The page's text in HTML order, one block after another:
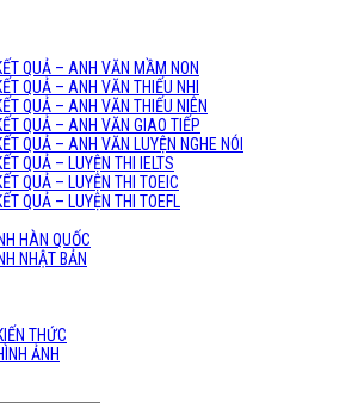
QUẢ – ANH VĂN MẦM NON
QUẢ – ANH VĂN THIẾU NHI
QUẢ – ANH VĂN THIẾU NIÊN
QUẢ – ANH VĂN GIAO TIẾP
QUẢ – ANH VĂN LUYỆN NGHE NÓI
QUẢ – LUYỆN THI IELTS
QUẢ – LUYỆN THI TOEIC
QUẢ – LUYỆN THI TOEFL
HÀN QUỐC
NHẬT BẢN
THỨC
ẢNH